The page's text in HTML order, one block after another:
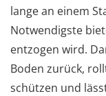
lange an einem
Notwendigste
entzogen wird.
Boden zurück,
schützen und